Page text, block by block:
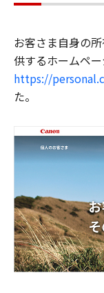
お客さま自身の
供するホームペ
https://
た。